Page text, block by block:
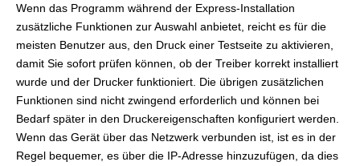
Wenn das Programm während der Express-Installation
zusätzliche Funktionen zur Auswahl anbietet, reicht es für die
meisten Benutzer aus, den Druck einer Testseite zu aktivieren,
damit Sie sofort prüfen können, ob der Treiber korrekt installiert
wurde und der Drucker funktioniert. Die übrigen zusätzlichen
Funktionen sind nicht zwingend erforderlich und können bei
Bedarf später in den Druckereigenschaften konfiguriert werden.
Wenn das Gerät über das Netzwerk verbunden ist, ist es in der
Regel bequemer, es über die IP-Adresse hinzuzufügen, da dies